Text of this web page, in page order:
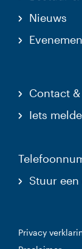
Nieuws
Contact
Iets
Stuur een
Privacy